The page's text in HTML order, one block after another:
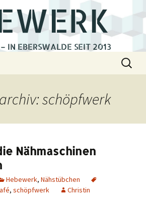
IN EBERSWALDE SEIT 2013
Suchen
nach:
schöpfwerk
Nähmaschinen
Hebewerk, Nähstübchen
, schöpfwerk Christin